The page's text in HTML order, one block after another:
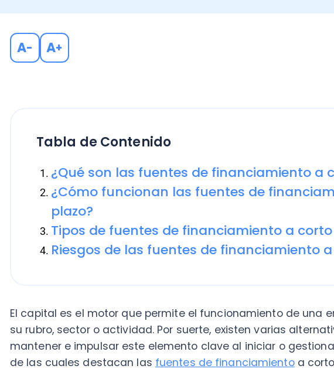
¿Cómo funcionan las fuentes de financiamiento
plazo?
Tipos de fuentes de financiamiento a corto
Riesgos de las fuentes de financiamiento a
El capital es el motor que permite el funcionamiento de una
su rubro, sector o actividad. Por suerte, existen varias alternativas
Alcanzar las metas operativas de una organización está anclado a
económica por la que pasa el negocio. Por ello, conseguir
hacerinversiones, mantener la productividad o generar mayor
convierte en algo imperativo.